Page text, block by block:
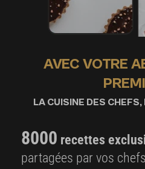
AVEC VOTRE
LA CUISINE DES
8000 recettes
partagées par vos